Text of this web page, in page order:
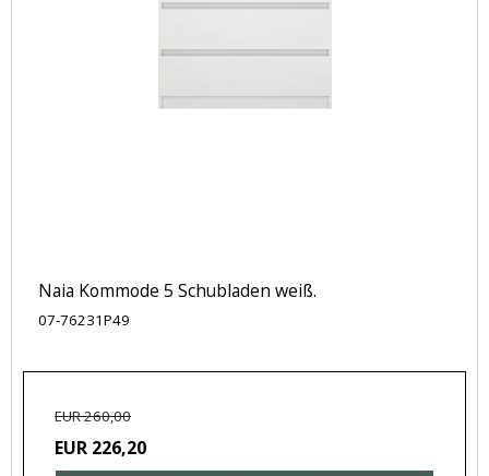
Naia Kommode 5 Schubladen weiß.
07-76231P49
EUR 260,00
EUR 226,20